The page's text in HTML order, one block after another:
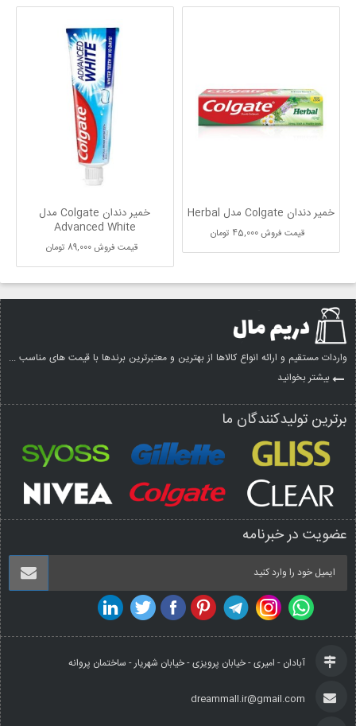
خمیر دندان Colgate مدل
Advanced White
قیمت فروش89,000 تومان
خمیر دندان Colgate مدل Herbal
قیمت فروش45,000 تومان
واردات مستقیم و ارائه انواع کالاها از بهترین و معتبرترین برندها با قیمت های مناسب ...
بیشتر بخوانید
برترین تولیدکنندگان ما
عضویت در خبرنامه
آبادان - امیری - خیابان پرویزی - خیابان شهریار - ساختمان پروانه
dreammall.ir@gmail.com